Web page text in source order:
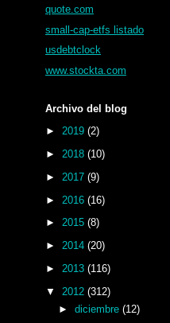
quote.com
small-cap-etfs listado
usdebtclock
www.stockta.com
Archivo del blog
► 2019 (2)
► 2018 (10)
► 2017 (9)
► 2016 (16)
► 2015 (8)
► 2014 (20)
► 2013 (116)
▼ 2012 (312)
► diciembre (12)